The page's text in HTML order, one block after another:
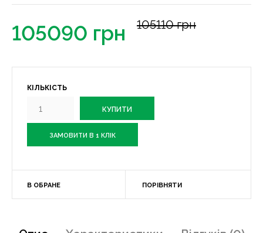
105090 грн 105110 грн
КІЛЬКІСТЬ
ЗАМОВИТИ В 1 КЛІК
В ОБРАНЕ ПОРІВНЯТИ